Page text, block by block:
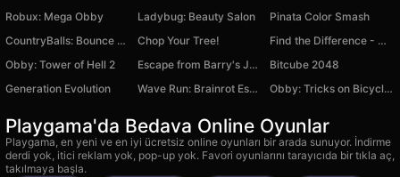
Robux: Mega Obby
Ladybug: Beauty Salon
Pinata Color Smash
CountryBalls: Bounce Ball Adventure
Chop Your Tree!
Find the Difference - Mr. Holmes
Obby: Tower of Hell 2
Escape from Barry's Jail Obby
Bitcube 2048
Generation Evolution
Wave Run: Brainrot Escape! Obby: Tricks on Bicycle for Brainrots!
Playgama'da Bedava Online Oyunlar
Playgama, en yeni ve en iyi ücretsiz online oyunları bir arada sunuyor. İndirme
derdi yok, itici reklam yok, pop-up yok. Favori oyunlarını tarayıcıda bir tıkla aç,
takılmaya başla.